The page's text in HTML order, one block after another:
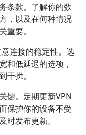
条款。了解你的数
，以及在何种情况
重要。
连接的稳定性。选
和低延迟的选项，
干扰。
键。定期更新VPN
保护你的设备不受
时发布更新。